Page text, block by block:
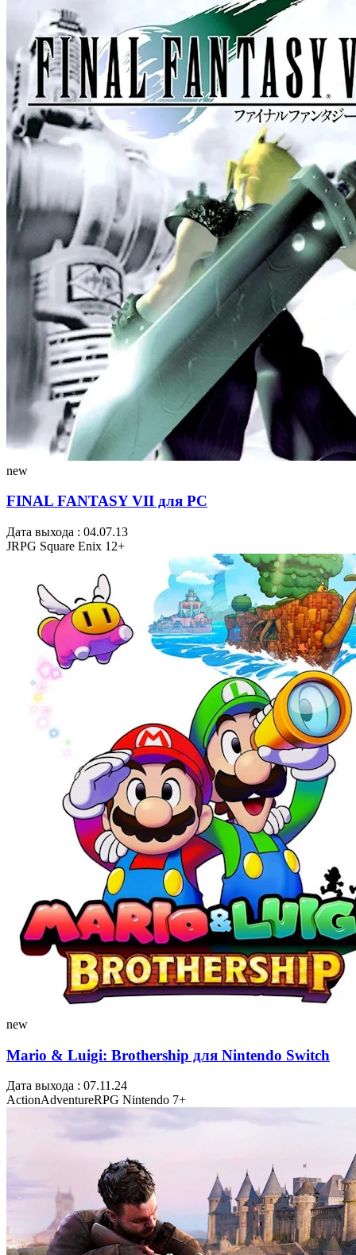
new
FINAL FANTASY VII для PC
Дата выхода : 04.07.13
JRPG Square Enix 12+
new
Mario & Luigi: Brothership для Nintendo Switch
Дата выхода : 07.11.24
ActionAdventureRPG Nintendo 7+